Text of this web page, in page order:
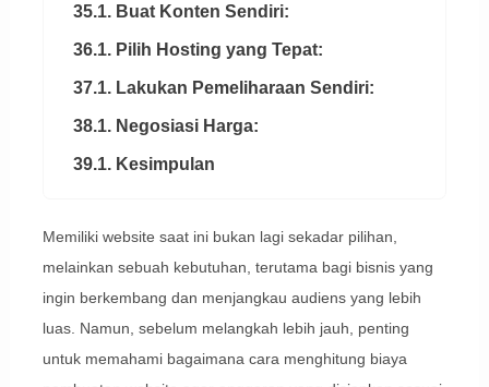
35.1. Buat Konten Sendiri:
36.1. Pilih Hosting yang Tepat:
37.1. Lakukan Pemeliharaan Sendiri:
38.1. Negosiasi Harga:
39.1. Kesimpulan
Memiliki website saat ini bukan lagi sekadar pilihan,
melainkan sebuah kebutuhan, terutama bagi bisnis yang
ingin berkembang dan menjangkau audiens yang lebih
luas. Namun, sebelum melangkah lebih jauh, penting
untuk memahami bagaimana cara menghitung biaya